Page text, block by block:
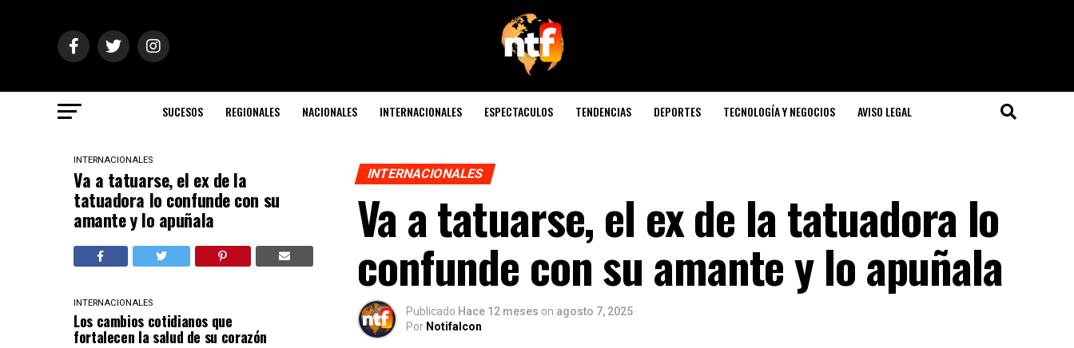
SUCESOS REGIONALES NACIONALES INTERNACIONALES ESPECTACULOS TENDENCIAS DEPORTES TECNOLOGÍA Y NEGOCIOS AVISO LEGAL
INTERNACIONALES
Va a tatuarse, el ex de la
tatuadora lo confunde con su
amante y lo apuñala
INTERNACIONALES
Los cambios cotidianos que
fortalecen la salud de su corazón
INTERNACIONALES
Va a tatuarse, el ex de la tatuadora lo
confunde con su amante y lo apuñala
Publicado Hace 12 meses on agosto 7, 2025
Por Notifalcon